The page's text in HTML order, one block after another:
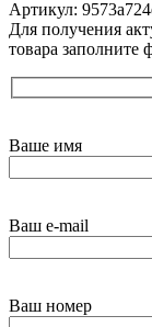
Артикул:
Для получения
товара заполните
Ваше имя
Ваш e-mail
Ваш номер